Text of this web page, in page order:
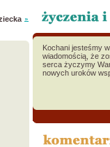
Kochani jesteśmy
wiadomością, że
serca życzymy
nowych uroków